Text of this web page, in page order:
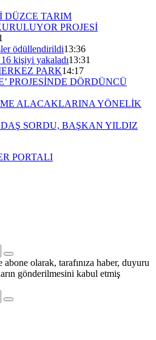
DÜZCE TARIM
PROJESİ
ödüllendirildi13:36
kişiyi yakaladı13:31
PARK14:17
PROJESİNDE DÖRDÜNCÜ
ALACAKLARINA YÖNELİK
SORDU, BAŞKAN YILDIZ
abone olarak, tarafınıza haber, duyuru
gönderilmesini kabul etmiş